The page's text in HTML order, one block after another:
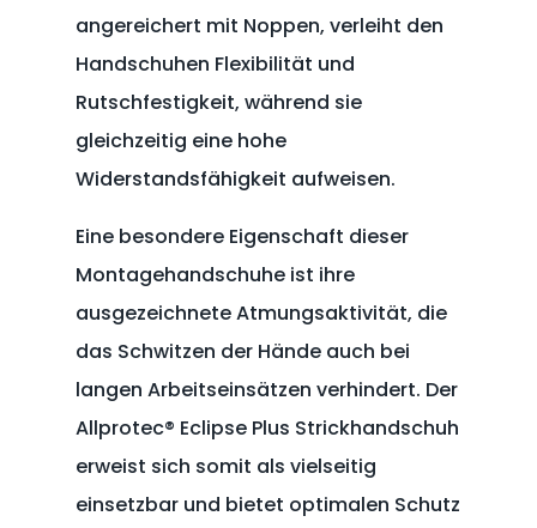
angereichert mit Noppen, verleiht den
Handschuhen Flexibilität und
Rutschfestigkeit, während sie
gleichzeitig eine hohe
Widerstandsfähigkeit aufweisen.
Eine besondere Eigenschaft dieser
Montagehandschuhe ist ihre
ausgezeichnete Atmungsaktivität, die
das Schwitzen der Hände auch bei
langen Arbeitseinsätzen verhindert. Der
Allprotec® Eclipse Plus Strickhandschuh
erweist sich somit als vielseitig
einsetzbar und bietet optimalen Schutz